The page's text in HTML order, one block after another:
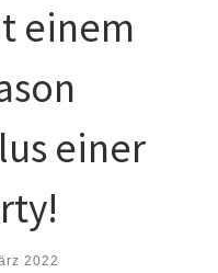
einem
einer
2022